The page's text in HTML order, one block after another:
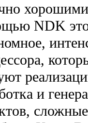
хорошими
NDK это
и